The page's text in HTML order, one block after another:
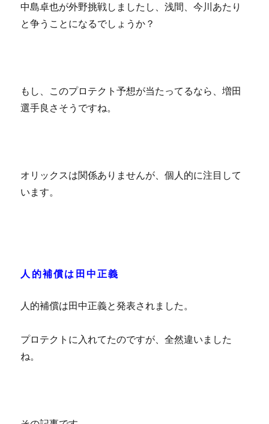
中島卓也が外野挑戦しましたし、浅間、今川あたり
と争うことになるでしょうか？
もし、このプロテクト予想が当たってるなら、増田
選手良さそうですね。
オリックスは関係ありませんが、個人的に注目して
います。
人的補償は田中正義
人的補償は田中正義と発表されました。
プロテクトに入れてたのですが、全然違いました
ね。